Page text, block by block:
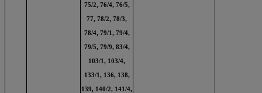
75/2, 76/4, 76/5,
77, 78/2, 78/3,
78/4, 79/1, 79/4,
79/5, 79/9, 83/4,
103/1, 103/4,
133/1, 136, 138,
139, 140/2, 141/4,